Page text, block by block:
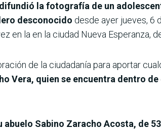
la fotografía de un
desconocido desde ayer jueves, 6
en la en la ciudad Nueva Esperanza,
de la ciudadanía para aportar
Vera, quien se encuentra dentro
abuelo Sabino Zaracho Acosta, de